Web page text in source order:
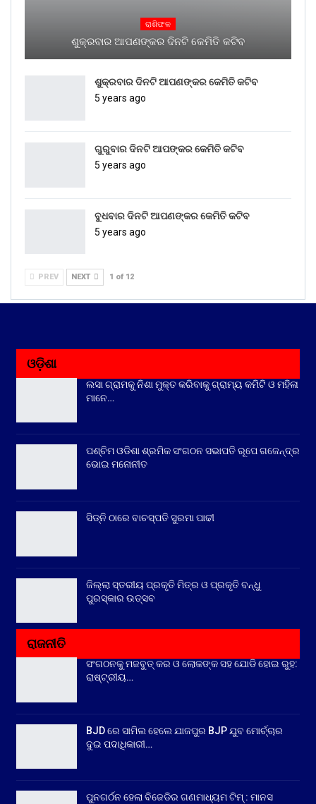
ରାଶିଫଳ
ଶୁକ୍ରବାର ଆପଣଙ୍କର ଦିନଟି କେମିତି କଟିବ
ଶୁକ୍ରବାର ଦିନଟି ଆପଣଙ୍କର କେମିତି କଟିବ
5 years ago
ଗୁରୁବାର ଦିନଟି ଆପଙ୍କର କେମିତି କଟିବ
5 years ago
ବୁଧବାର ଦିନଟି ଆପଣଙ୍କର କେମିତି କଟିବ
5 years ago
PREV NEXT 1 of 12
ଓଡ଼ିଶା
ଲସା ଗ୍ରାମକୁ ନିଶା ମୁକ୍ତ କରିବାକୁ ଗ୍ରାମ୍ୟ କମିଟି ଓ ମହିଳା
ମାନେ…
ପଶ୍ଚିମ ଓଡିଶା ଶ୍ରମିକ ସଂଗଠନ ସଭାପତି ରୂପେ ଗଜେନ୍ଦ୍ର
ଭୋଇ ମନୋନୀତ
ସିଡ୍‌ନି ଠାରେ ବାଚସ୍ପତି ସୁରମା ପାଢୀ
ଜିଲ୍ଲା ସ୍ତରୀୟ ପ୍ରକୃତି ମିତ୍ର ଓ ପ୍ରକୃତି ବନ୍ଧୁ
ପୁରସ୍କାର ଉତ୍ସବ
ରାଜନୀତି
ସଂଗଠନକୁ ମଜବୁତ୍ କର ଓ ଲୋକଙ୍କ ସହ ଯୋଡି ହୋଇ ରୁହ:
ରାଷ୍ଟ୍ରୀୟ…
BJD ରେ ସାମିଲ ହେଲେ ଯାଜପୁର BJP ଯୁବ ମୋର୍ଚ୍ଚାର
ଦୁଇ ପଦାଧିକାରୀ…
ପୁନଗର୍ଠନ ହେଲା ବିଜେଡିର ଗଣମାଧ୍ୟମ ଟିମ୍ : ମାନସ